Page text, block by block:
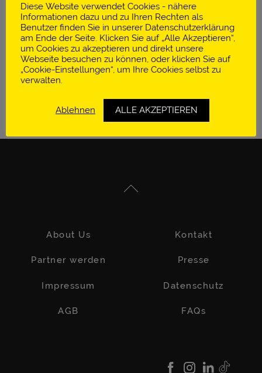
Schön, dass du da bist.
Wir suchen Menschen, die zu uns und zu unserer
einzigartigen Philosophie passen. Wir bieten dir
einen ganz außergewöhnlichen Ort, an dem du
Jungbrunn – unserem Gutzeitort.
About Us Kontakt
Partner werden Presse
Impressum Datenschutz
AGB FAQs
Diese Website verwendet Cookies - nähere
Informationen dazu und zu Ihren Rechten als
Benutzer finden Sie in unserer Datenschutzerklärung
am Ende der Seite. Klicken Sie auf „Alle Akzeptieren“,
um Cookies zu akzeptieren und direkt unsere
Webseite besuchen zu können, oder klicken Sie auf
„Cookie-Einstellungen“, um Ihre Cookies selbst zu
verwalten.
Ablehnen ALLE AKZEPTIEREN